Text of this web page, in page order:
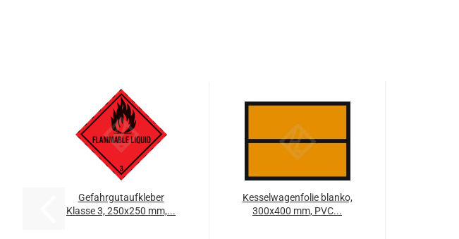
Gefahrgutaufkleber
Klasse 3, 250x250 mm,...
Kesselwagenfolie blanko,
300x400 mm, PVC...